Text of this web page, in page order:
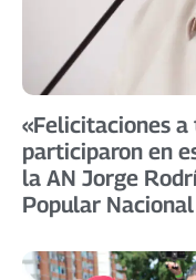
«Felicitaciones a
participaron en
la AN Jorge
Popular Nacional